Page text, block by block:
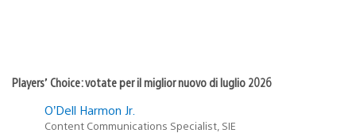
Players’ Choice: votate per il miglior nuovo di luglio 2026
O’Dell Harmon Jr.
Content Communications Specialist, SIE